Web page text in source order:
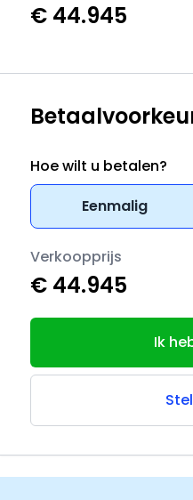
€ 44.945
Hoe wilt u betalen?
Eenmalig
Verkoopprijs
€ 44.945
Ik